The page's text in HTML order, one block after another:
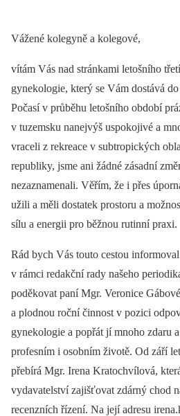
Vážené kolegyně a kolegové,
vítám Vás nad stránkami letošního
gynekologie, který se Vám dostává
Počasí v průběhu letošního období
v tuzemsku nanejvýš uspokojivé a
vraceli z rekreace v subtropických
republiky, jsme ani žádné zásadní
nezaznamenali. Věřím, že i přes
užili a měli dostatek prostoru a
sílu a energii pro běžnou rutinní praxi.
Rád bych Vás touto cestou
v rámci redakční rady našeho
poděkovat paní Mgr. Veronice
a plodnou roční činnost v pozici
gynekologie a popřát jí mnoho zdaru
profesním i osobním životě. Od září
přebírá Mgr. Irena Kratochvílová,
vydavatelství zajišťovat zdárný chod
recenzních řízení. Na její adresu